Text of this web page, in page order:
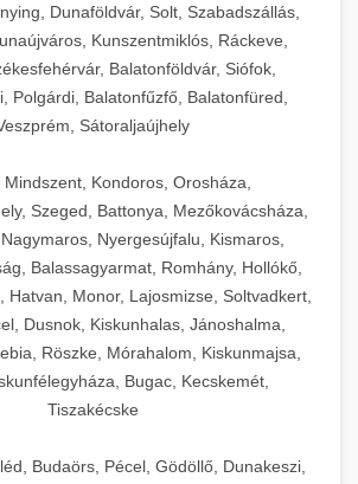
Dunaföldvár, Solt, Szabadszállás,
Kunszentmiklós, Ráckeve,
Balatonföldvár, Siófok,
Polgárdi, Balatonfűzfő, Balatonfüred,
Sátoraljaújhely
Mindszent, Kondoros, Orosháza,
Szeged, Battonya, Mezőkovácsháza,
Nyergesújfalu, Kismaros,
Balassagyarmat, Romhány, Hollókő,
Hatvan, Monor, Lajosmizse, Soltvadkert,
Dusnok, Kiskunhalas, Jánoshalma,
Röszke, Mórahalom, Kiskunmajsa,
Bugac, Kecskemét,
Tiszakécske
Budaörs, Pécel, Gödöllő, Dunakeszi,